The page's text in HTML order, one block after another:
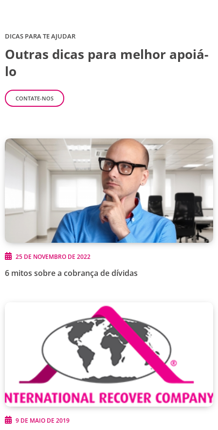
DICAS PARA TE AJUDAR
Outras dicas para melhor apoiá-
lo
CONTATE-NOS
6 mitos sobre a cobrança de dívidas
25 DE NOVEMBRO DE 2022
9 DE MAIO DE 2019